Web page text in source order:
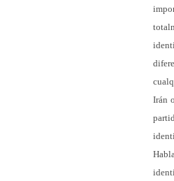
Irán